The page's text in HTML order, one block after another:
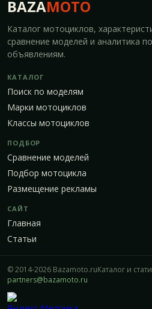
BAZAMOTO
Каталог мотоциклов,
сравнение моделей и аналитика по
объявлениям.
КАТАЛОГ
Поиск по моделям
Марки мотоциклов
Классы мотоциклов
ПОДБОР
Сравнение моделей
Подбор мотоцикла
Размещение рекламы
САЙТ
Главная
Статьи
© 2014-2026 Bazamoto.ruКаталог и
partners@bazamoto.ru